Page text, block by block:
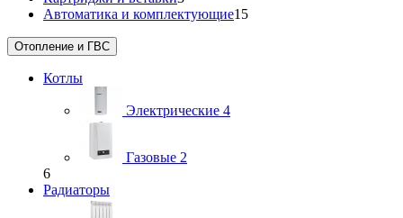
Автоматика и комплектующие15
Отопление и ГВС
Котлы
Электрические 4
Газовые 2
6
Радиаторы